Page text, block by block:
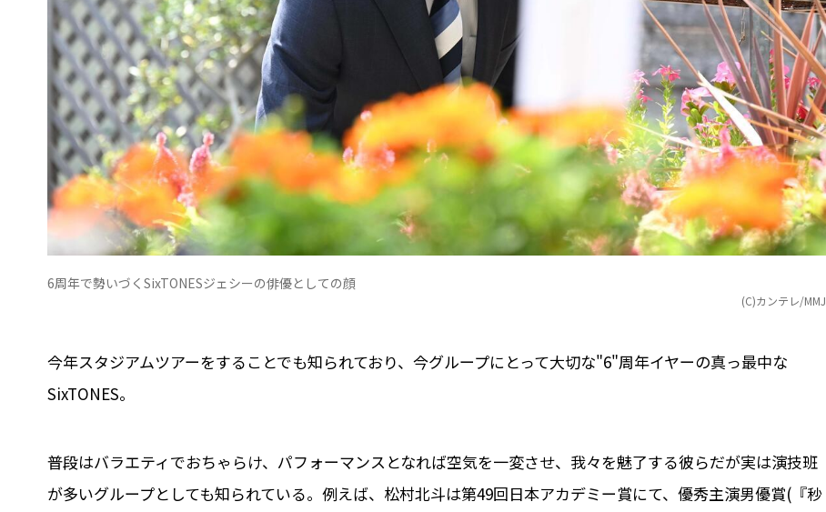
6周年で勢いづくSixTONESジェシーの俳優としての顔
(C)カンテレ/MMJ
今年スタジアムツアーをすることでも知られており、今グループにとって大切な"6"周年イヤーの真っ最中な
SixTONES。
普段はバラエティでおちゃらけ、パフォーマンスとなれば空気を一変させ、我々を魅了する彼らだが実は演技班
が多いグループとしても知られている。例えば、松村北斗は第49回日本アカデミー賞にて、優秀主演男優賞(『秒